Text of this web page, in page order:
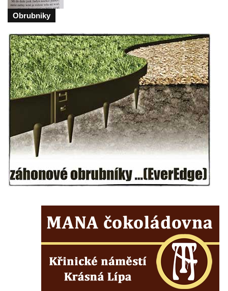
Obrubniky